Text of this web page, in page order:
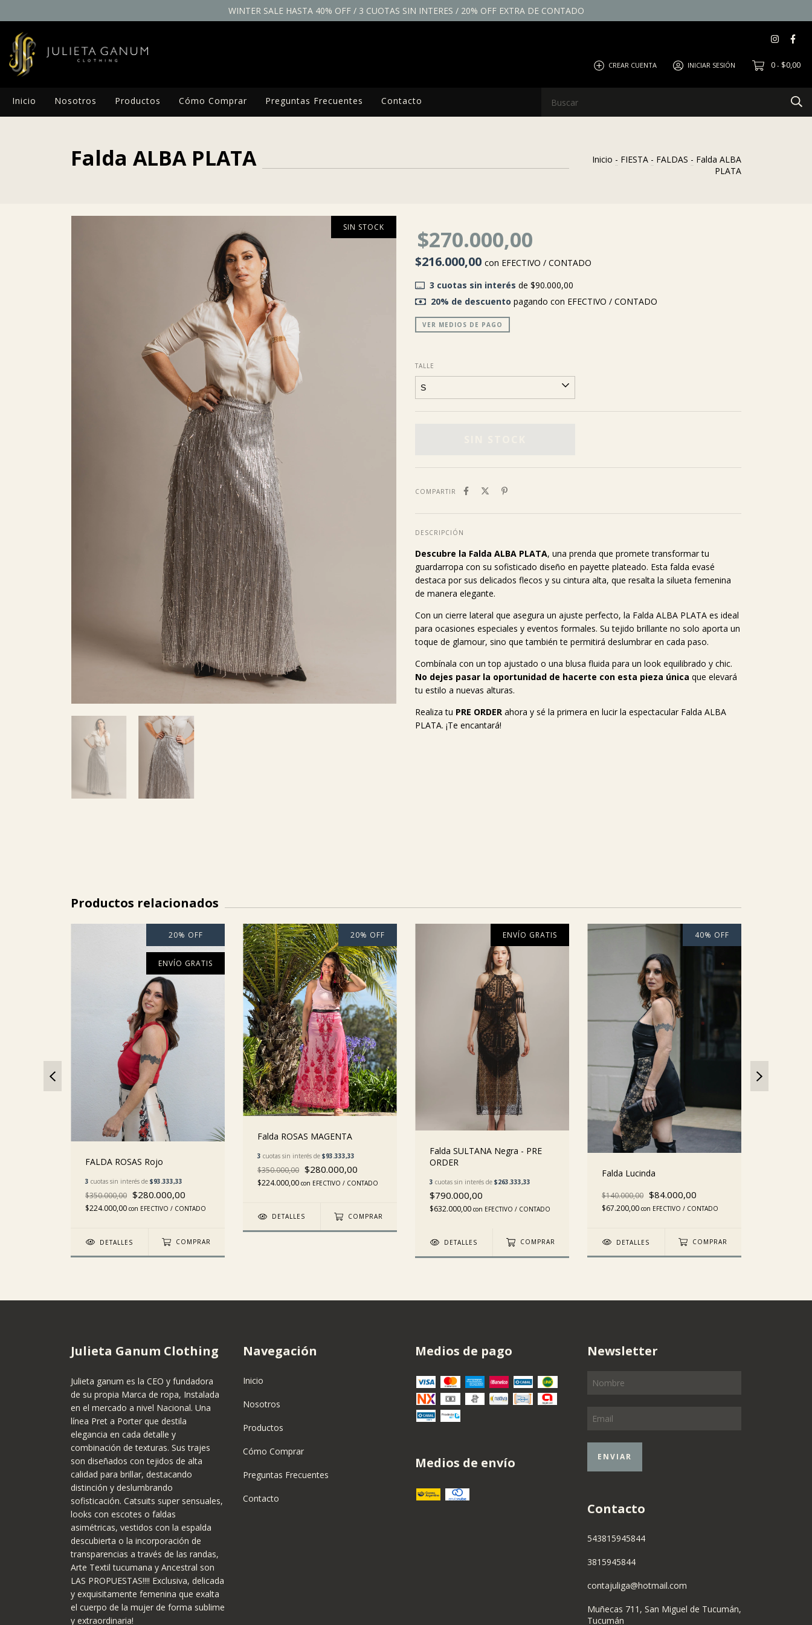
WINTER SALE HASTA 40% OFF / 3 CUOTAS SIN INTERES / 20% OFF EXTRA DE CONTADO
CREAR CUENTA INICIAR SESIÓN 0 - $0,00
Inicio Nosotros Productos Cómo Comprar Preguntas Frecuentes Contacto
Falda ALBA PLATA Inicio - FIESTA - FALDAS - Falda ALBA
PLATA
SIN STOCK $270.000,00
$216.000,00 con EFECTIVO / CONTADO
3 cuotas sin interés de $90.000,00
20% de descuento pagando con EFECTIVO / CONTADO
VER MEDIOS DE PAGO
TALLE
COMPARTIR
DESCRIPCIÓN
Descubre la Falda ALBA PLATA, una prenda que promete transformar tu
guardarropa con su sofisticado diseño en payette plateado. Esta falda evasé
destaca por sus delicados flecos y su cintura alta, que resalta la silueta femenina
de manera elegante.
Con un cierre lateral que asegura un ajuste perfecto, la Falda ALBA PLATA es ideal
para ocasiones especiales y eventos formales. Su tejido brillante no solo aporta un
toque de glamour, sino que también te permitirá deslumbrar en cada paso.
Combínala con un top ajustado o una blusa fluida para un look equilibrado y chic.
No dejes pasar la oportunidad de hacerte con esta pieza única que elevará
tu estilo a nuevas alturas.
Realiza tu PRE ORDER ahora y sé la primera en lucir la espectacular Falda ALBA
PLATA. ¡Te encantará!
Productos relacionados
20% OFF
ENVÍO GRATIS
FALDA ROSAS Rojo
3 cuotas sin interés de $93.333,33
$350.000,00 $280.000,00
$224.000,00 con EFECTIVO / CONTADO
DETALLES COMPRAR
20% OFF
Falda ROSAS MAGENTA
3 cuotas sin interés de $93.333,33
$350.000,00 $280.000,00
$224.000,00 con EFECTIVO / CONTADO
DETALLES COMPRAR
ENVÍO GRATIS
Falda SULTANA Negra - PRE
ORDER
3 cuotas sin interés de $263.333,33
$790.000,00
$632.000,00 con EFECTIVO / CONTADO
DETALLES COMPRAR
40% OFF
Falda Lucinda
$140.000,00 $84.000,00
$67.200,00 con EFECTIVO / CONTADO
DETALLES COMPRAR
Julieta Ganum Clothing
Julieta ganum es la CEO y fundadora
de su propia Marca de ropa, Instalada
en el mercado a nivel Nacional. Una
línea Pret a Porter que destila
elegancia en cada detalle y
combinación de texturas. Sus trajes
son diseñados con tejidos de alta
calidad para brillar, destacando
distinción y deslumbrando
sofisticación. Catsuits super sensuales,
looks con escotes o faldas
asimétricas, vestidos con la espalda
descubierta o la incorporación de
transparencias a través de las randas,
Arte Textil tucumana y Ancestral son
LAS PROPUESTAS!!!! Exclusiva, delicada
y exquisitamente femenina que exalta
el cuerpo de la mujer de forma sublime
y extraordinaria!
Navegación
Inicio
Nosotros
Productos
Cómo Comprar
Preguntas Frecuentes
Contacto
Medios de pago
Medios de envío
Newsletter
Contacto
543815945844
3815945844
contajuliga@hotmail.com
Muñecas 711, San Miguel de Tucumán,
Tucumán